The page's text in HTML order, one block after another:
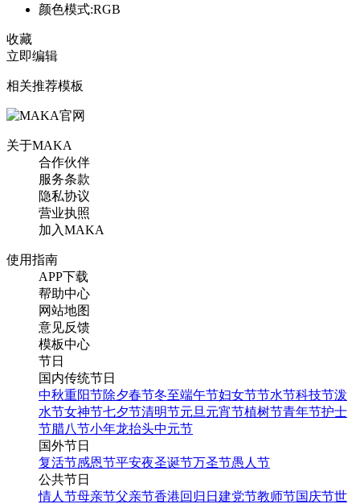
颜色模式:RGB
收藏
立即编辑
相关推荐模板
关于MAKA
合作伙伴
服务条款
隐私协议
营业执照
加入MAKA
使用指南
APP下载
帮助中心
网站地图
意见反馈
模板中心
节日
国内传统节日
中秋重阳节除夕春节冬至端午节妇女节节水节科技节泼
水节女神节七夕节清明节元旦 元宵节植树节青年节护士
节腊八节小年龙抬头中元节
国外节日
复活节感恩节平安夜圣诞节万圣节愚人节
公共节日
情人节母亲节父亲节香港回归日 建党节教师节国庆节世